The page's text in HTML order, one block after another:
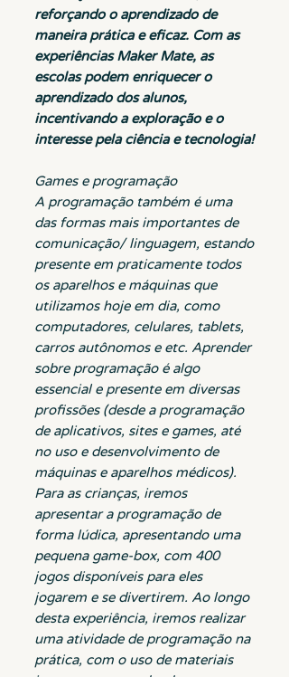
reforçando o aprendizado de
maneira prática e eficaz. Com as
experiências Maker Mate, as
escolas podem enriquecer o
aprendizado dos alunos,
incentivando a exploração e o
interesse pela ciência e tecnologia!
Games e programação
A programação também é uma
das formas mais importantes de
comunicação/ linguagem, estando
presente em praticamente todos
os aparelhos e máquinas que
utilizamos hoje em dia, como
computadores, celulares, tablets,
carros autônomos e etc. Aprender
sobre programação é algo
essencial e presente em diversas
profissões (desde a programação
de aplicativos, sites e games, até
no uso e desenvolvimento de
máquinas e aparelhos médicos).
Para as crianças, iremos
apresentar a programação de
forma lúdica, apresentando uma
pequena game-box, com 400
jogos disponíveis para eles
jogarem e se divertirem. Ao longo
desta experiência, iremos realizar
uma atividade de programação na
prática, com o uso de materiais